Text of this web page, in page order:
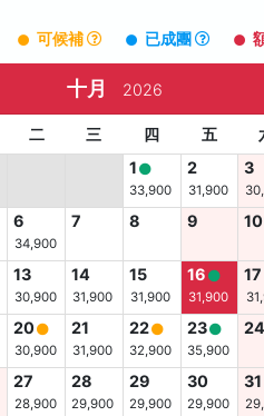
可候補 已成團
十月 2026
二 三 四 五
1
33,900
2
31,900
3
6
34,900
7 8 9 10
13
30,900
14
31,900
15
31,900
16
31,900
17
20
30,900
21
31,900
22
32,900
23
35,900
27
28,900
28
29,900
29
29,900
30
29,900
31